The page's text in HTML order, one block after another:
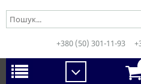
+380 (50) 301-11-93